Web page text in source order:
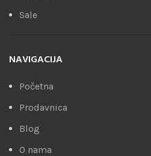
Sale
NAVIGACIJA
Početna
Prodavnica
Blog
O nama